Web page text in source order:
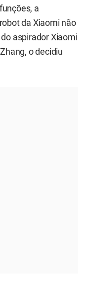
a
da Xiaomi não
aspirador Xiaomi
o decidiu